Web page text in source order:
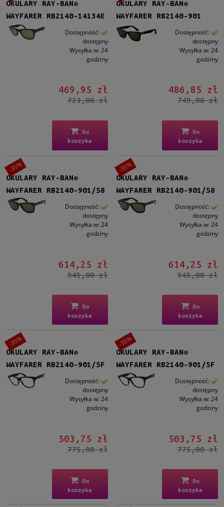
OKULARY RAY-BAN®
WAYFARER RB2140-14134E
Dostępność:
dostępny
Wysyłka w: 24
godziny
469,95 zł
723,00 zł
Do
koszyka
OKULARY RAY-BAN®
WAYFARER RB2140-901
Dostępność:
dostępny
Wysyłka w: 24
godziny
486,85 zł
749,00 zł
Do
koszyka
OKULARY RAY-BAN®
WAYFARER RB2140-901/58
Dostępność:
dostępny
Wysyłka w: 24
godziny
614,25 zł
945,00 zł
Do
koszyka
-35%
OKULARY RAY-BAN®
WAYFARER RB2140-901/58
Dostępność:
dostępny
Wysyłka w: 24
godziny
614,25 zł
945,00 zł
Do
koszyka
-35%
OKULARY RAY-BAN®
WAYFARER RB2140-901/5F
Dostępność:
dostępny
Wysyłka w: 24
godziny
503,75 zł
775,00 zł
Do
koszyka
-35%
OKULARY RAY-BAN®
WAYFARER RB2140-901/5F
Dostępność:
dostępny
Wysyłka w: 24
godziny
503,75 zł
775,00 zł
Do
koszyka
-35%